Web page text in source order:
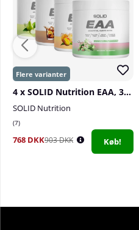
4 x SOLID Nutrition EAA, 300 g
SOLID Nutrition
7
768 DKK903 DKK Køb!